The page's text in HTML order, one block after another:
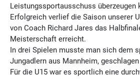
Leistungssportausschuss überzeugen
Erfolgreich verlief die Saison unserer
von Coach Richard Jares das
Meisterschaft erreicht.
In drei Spielen musste man sich dem
Jungadlern aus Mannheim, geschlagen
Für die U15 war es sportlich eine